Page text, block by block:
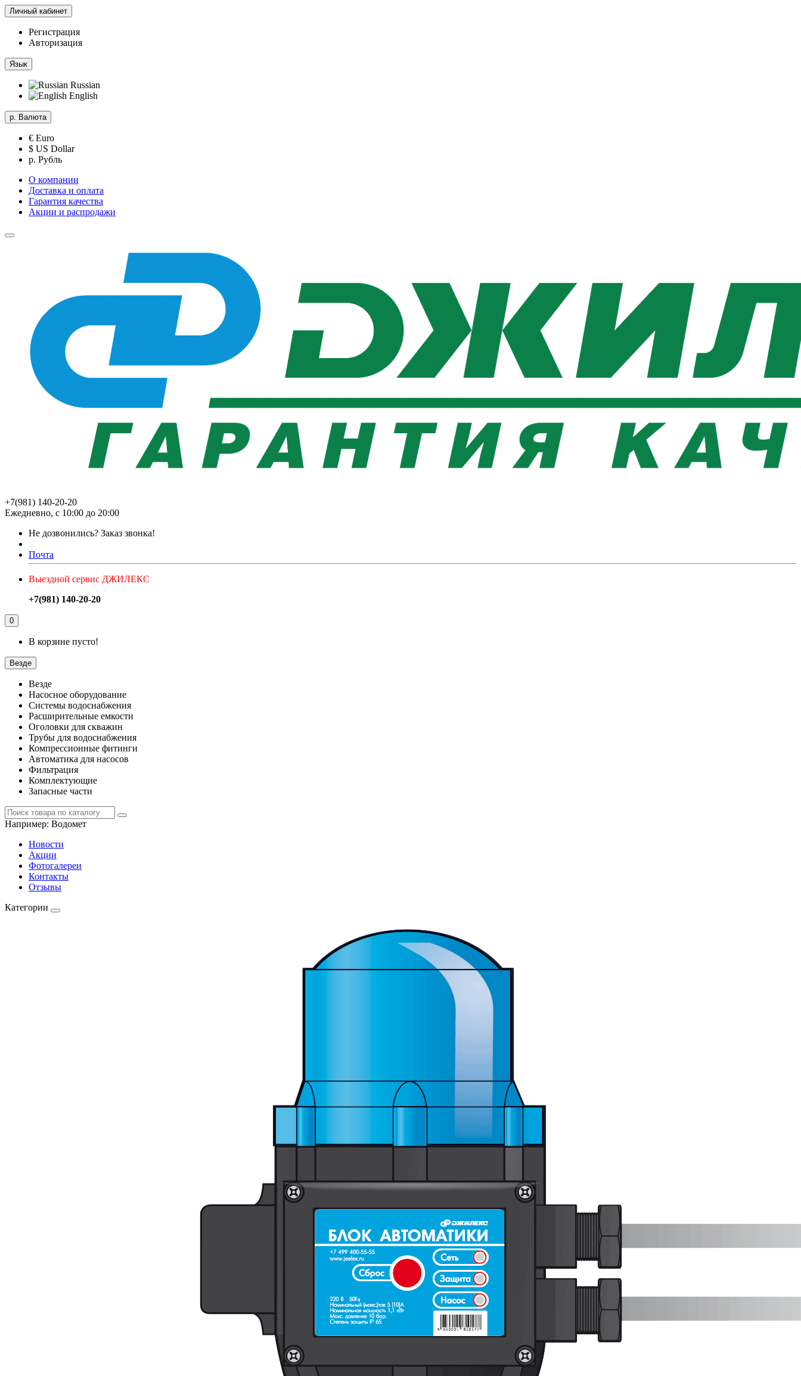
Личный кабинет
Регистрация
Авторизация
Язык
Russian
English
р. Валюта
€ Euro
$ US Dollar
р. Рубль
О компании
Доставка и оплата
Гарантия качества
Акции и распродажи
+7(981) 140-20-20
Ежедневно, с 10:00 до 20:00
Не дозвонились? Заказ звонка!
Почта
Выездной сервис ДЖИЛЕКС
+7(981) 140-20-20
0
В корзине пусто!
Везде
Везде
Насосное оборудование
Системы водоснабжения
Расширительные емкости
Оголовки для скважин
Трубы для водоснабжения
Компрессионные фитинги
Автоматика для насосов
Фильтрация
Комплектующие
Запасные части
Например: Водомет
Новости
Акции
Фотогалереи
Контакты
Отзывы
Категории